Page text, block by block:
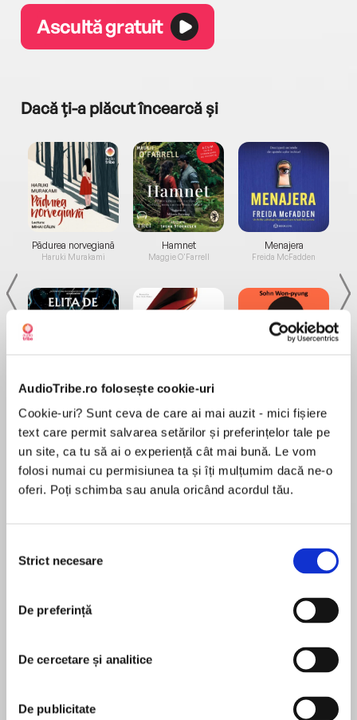
AudioTribe.ro folosește cookie-uri
Cookie-uri? Sunt ceva de care ai mai auzit - mici fișiere
text care permit salvarea setărilor și preferințelor tale pe
un site, ca tu să ai o experiență cât mai bună. Le vom
folosi numai cu permisiunea ta și îți mulțumim dacă ne-o
oferi. Poți schimba sau anula oricând acordul tău.
consimțământului
Strict necesare
De preferință
De cercetare și analitice
De publicitate
Ascultă gratuit
Dacă ți-a plăcut încearcă și
Pădurea norvegiană
Haruki Murakami
Elita de Argint (Elita
Hamnet
Maggie O'Farrell
Diavolul se îmbracă de
Menajera
Freida McFadden
Desprecarte
focuses on both partners in the relationship and
reveals how to bring marriage back from the
Proper Care and Feeding of Husbands, Dr. Laura
now exposes the sensitive and loving truth in
appreciating the polarity between masculine
and feminine in order to produce and sustain a
MAI MULT
pentru această carte